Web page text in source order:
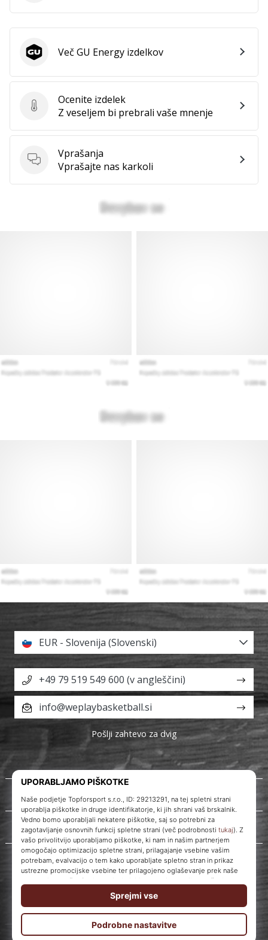
Ocenite izdelek
Ocenite izdelek
Z veseljem bi prebrali vaše mnenje
Vprašanja
Vprašanja
Vprašajte nas karkoli
GU EnergyVeč GU Energy izdelkov
WePlayBasketball.si
O nas
Storitve za stranke
EUR - Slovenija (Slovenski)
+49 79 519 549 600 (v angleščini)
info@weplaybasketball.si
Pošlji zahtevo za dvig